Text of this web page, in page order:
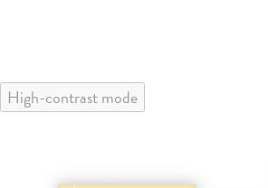
High-contrast mode